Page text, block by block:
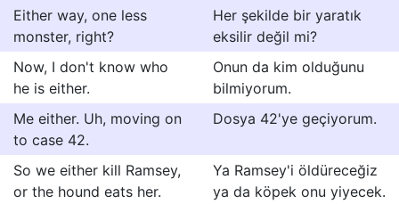
Either way, one less
monster, right?
Her şekilde bir yaratık
eksilir değil mi?
Now, I don't know who
he is either.
Onun da kim olduğunu
bilmiyorum.
Me either. Uh, moving on
to case 42.
Dosya 42'ye geçiyorum.
So we either kill Ramsey,
or the hound eats her.
Ya Ramsey'i öldüreceğiz
ya da köpek onu yiyecek.